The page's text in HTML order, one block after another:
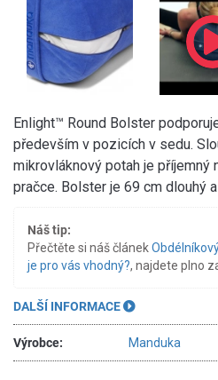
Enlight™ Round Bolster
především v pozicích v sedu.
mikrovláknový potah je příjemný
pračce. Bolster je 69 cm dlouhý
Náš tip:
Přečtěte si náš článek
je pro vás vhodný?, najdete plno
DALŠÍ INFORMACE
Výrobce: Manduka